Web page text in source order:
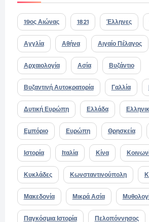
19ος Αιώνας 1821 Έλληνες
Αγγλία Αθήνα Αιγαίο Πέλαγος
Αρχαιολογία Ασία Βυζάντιο
Βυζαντινή Αυτοκρατορία Γαλλία
Δυτική Ευρώπη Ελλάδα
Εμπόριο Ευρώπη Θρησκεία
Ιστορία Ιταλία Κίνα
Κυκλάδες Κωνσταντινούπολη
Μακεδονία Μικρά Ασία
Παγκόσμια Ιστορία Πελοπόννησος